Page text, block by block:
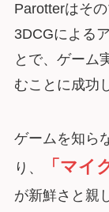
Parotterはそ
3DCGによる
とで、ゲーム
むことに成功
ゲームを知ら
り、
「マイ
が新鮮さと親